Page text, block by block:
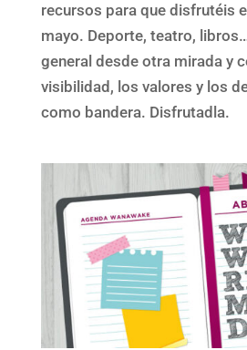
recursos para que disfrutéis
mayo. Deporte, teatro,
general desde otra mirada y
visibilidad, los valores y los
como bandera. Disfrutadla.